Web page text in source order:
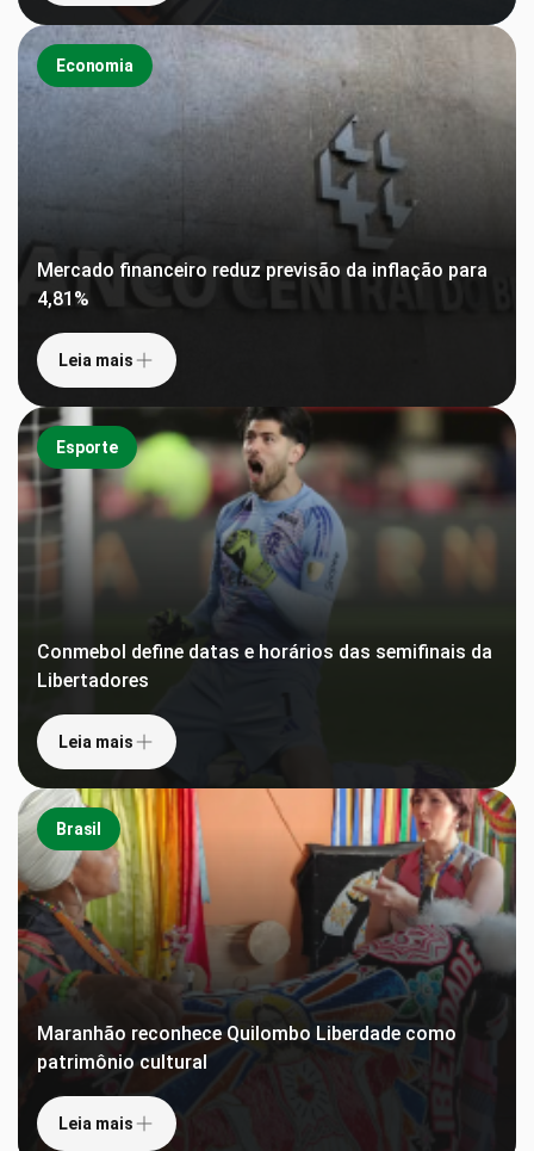
Economia
Mercado financeiro reduz previsão da inflação para
4,81%
Leia mais
Esporte
Conmebol define datas e horários das semifinais da
Libertadores
Leia mais
Brasil
Maranhão reconhece Quilombo Liberdade como
patrimônio cultural
Leia mais